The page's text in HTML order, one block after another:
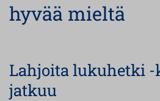
hyvää mieltä
Lahjoita lukuhetki -
jatkuu